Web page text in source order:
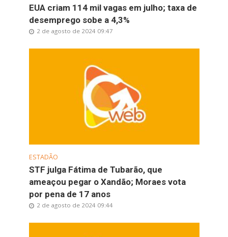
EUA criam 114 mil vagas em julho; taxa de
desemprego sobe a 4,3%
2 de agosto de 2024 09:47
ESTADÃO
STF julga Fátima de Tubarão, que
ameaçou pegar o Xandão; Moraes vota
por pena de 17 anos
2 de agosto de 2024 09:44